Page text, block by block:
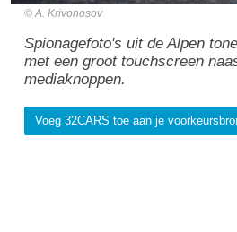
A. Krivonosov
Spionagefoto's uit de Alpen
met een groot touchscreen
mediaknoppen.
Voeg 32CARS toe aan je